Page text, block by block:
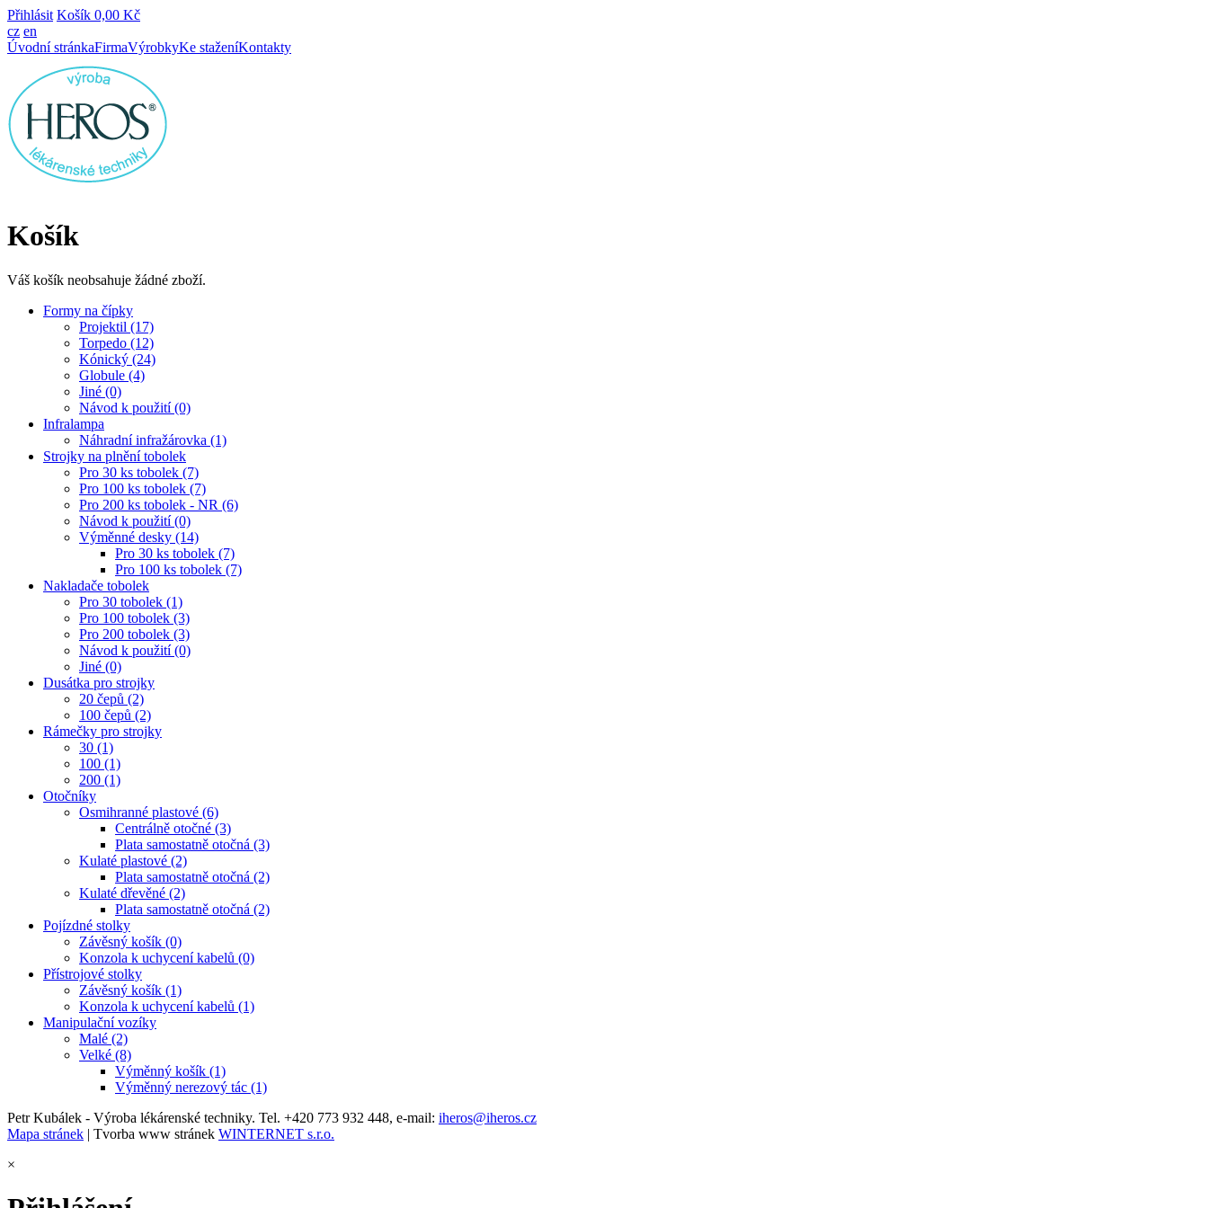
Přihlásit Košík 0,00 Kč
cz en
Úvodní stránkaFirmaVýrobkyKe staženíKontakty
Košík
Váš košík neobsahuje žádné zboží.
Formy na čípky
Projektil (17)
Torpedo (12)
Kónický (24)
Globule (4)
Jiné (0)
Návod k použití (0)
Infralampa
Náhradní infražárovka (1)
Strojky na plnění tobolek
Pro 30 ks tobolek (7)
Pro 100 ks tobolek (7)
Pro 200 ks tobolek - NR (6)
Návod k použití (0)
Výměnné desky (14)
Pro 30 ks tobolek (7)
Pro 100 ks tobolek (7)
Nakladače tobolek
Pro 30 tobolek (1)
Pro 100 tobolek (3)
Pro 200 tobolek (3)
Návod k použití (0)
Jiné (0)
Dusátka pro strojky
20 čepů (2)
100 čepů (2)
Rámečky pro strojky
30 (1)
100 (1)
200 (1)
Otočníky
Osmihranné plastové (6)
Centrálně otočné (3)
Plata samostatně otočná (3)
Kulaté plastové (2)
Plata samostatně otočná (2)
Kulaté dřevěné (2)
Plata samostatně otočná (2)
Pojízdné stolky
Závěsný košík (0)
Konzola k uchycení kabelů (0)
Přístrojové stolky
Závěsný košík (1)
Konzola k uchycení kabelů (1)
Manipulační vozíky
Malé (2)
Velké (8)
Výměnný košík (1)
Výměnný nerezový tác (1)
Petr Kubálek - Výroba lékárenské techniky. Tel. +420 773 932 448, e-mail: iheros@iheros.cz
Mapa stránek | Tvorba www stránek WINTERNET s.r.o.
×